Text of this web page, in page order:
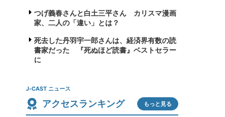
つげ義春さんと白土三平さん カリスマ漫画
家、二人の「違い」とは？
死去した丹羽宇一郎さんは、経済界有数の読
書家だった 『死ぬほど読書』ベストセラー
に
J-CAST ニュース
アクセスランキング もっと見る